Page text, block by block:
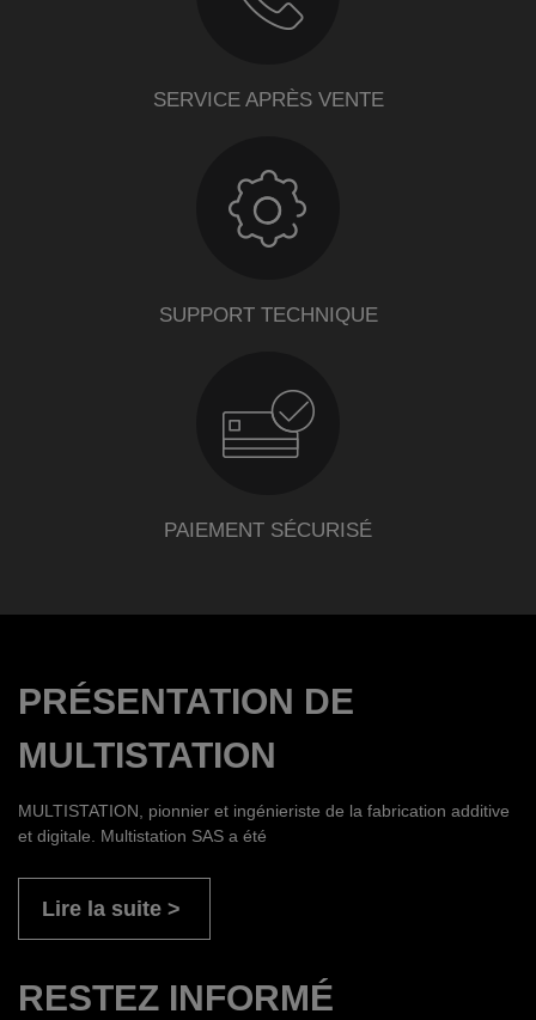
SERVICE APRÈS VENTE
SUPPORT TECHNIQUE
PAIEMENT SÉCURISÉ
PRÉSENTATION DE
MULTISTATION
MULTISTATION, pionnier et ingénieriste de la fabrication additive
et digitale. Multistation SAS a été
Lire la suite
RESTEZ INFORMÉ